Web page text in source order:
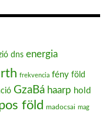
dns energia
frekvencia fény föld
GzaBá haarp hold
föld madocsai mag